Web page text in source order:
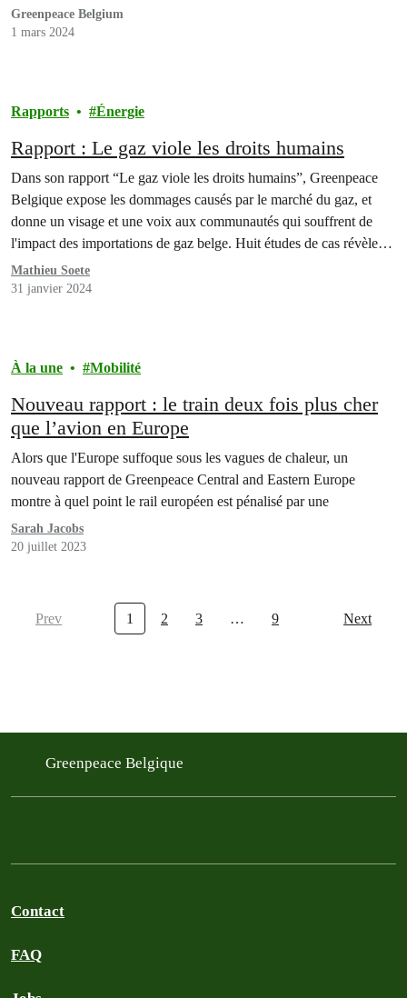
émissions de gaz à effet de serre.
Greenpeace Belgium
1 mars 2024
Rapports Énergie
Rapport : Le gaz viole les droits humains
Dans son rapport “Le gaz viole les droits humains”, Greenpeace
Belgique expose les dommages causés par le marché du gaz, et
donne un visage et une voix aux communautés qui souffrent de
l'impact des importations de gaz belge. Huit études de cas révèlent
l'impact de l'extraction et du transport du gaz sur les communautés
dans…
Mathieu Soete
31 janvier 2024
À la une Mobilité
Nouveau rapport : le train deux fois plus cher
que l’avion en Europe
Alors que l'Europe suffoque sous les vagues de chaleur, un
nouveau rapport de Greenpeace Central and Eastern Europe
montre à quel point le rail européen est pénalisé par une
Sarah Jacobs
20 juillet 2023
Prev 1 2 3 … 9 Next
Greenpeace Belgique
Contact
FAQ